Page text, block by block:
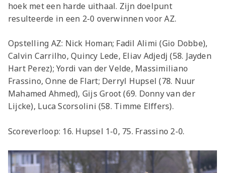
hoek met een harde uithaal. Zijn doelpunt
resulteerde in een 2-0 overwinnen voor AZ.
Opstelling AZ: Nick Homan; Fadil Alimi (Gio Dobbe),
Calvin Carrilho, Quincy Lede, Eliav Adjedj (58. Jayden
Hart Perez); Yordi van der Velde, Massimiliano
Frassino, Onne de Flart; Derryl Hupsel (78. Nuur
Mahamed Ahmed), Gijs Groot (69. Donny van der
Lijcke), Luca Scorsolini (58. Timme Elffers).
Scoreverloop: 16. Hupsel 1-0, 75. Frassino 2-0.